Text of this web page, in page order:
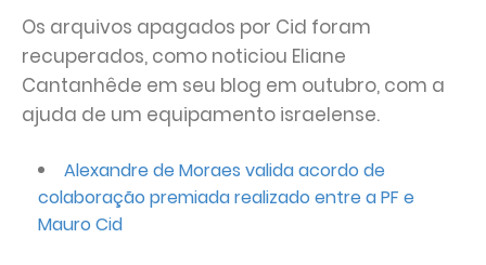
Os arquivos apagados por Cid foram
recuperados, como noticiou Eliane
Cantanhêde em seu blog em outubro, com a
ajuda de um equipamento israelense.
Alexandre de Moraes valida acordo de
colaboração premiada realizado entre a PF e
Mauro Cid